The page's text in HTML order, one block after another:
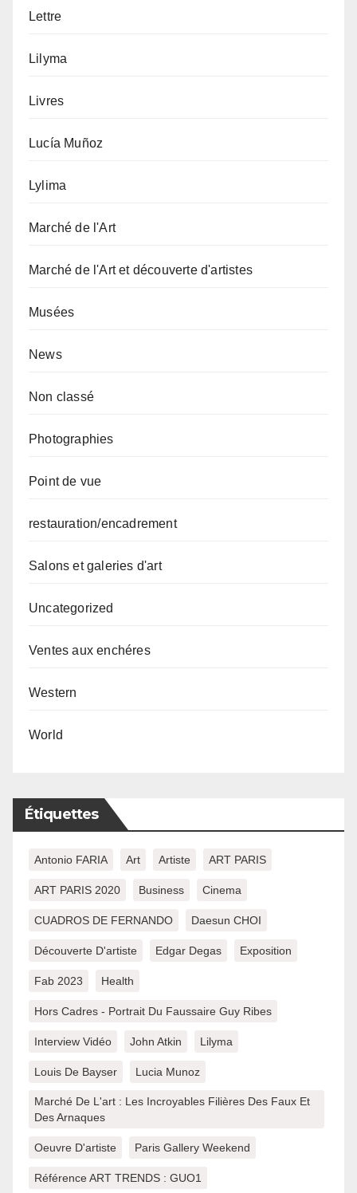
Lettre
Lilyma
Livres
Lucía Muñoz
Lylima
Marché de l'Art
Marché de l'Art et découverte d'artistes
Musées
News
Non classé
Photographies
Point de vue
restauration/encadrement
Salons et galeries d'art
Uncategorized
Ventes aux enchéres
Western
World
Étiquettes
Antonio FARIA Art Artiste ART PARIS
ART PARIS 2020 Business Cinema
CUADROS DE FERNANDO Daesun CHOI
Découverte D'artiste Edgar Degas Exposition
Fab 2023 Health
Hors Cadres - Portrait Du Faussaire Guy Ribes
Interview Vidéo John Atkin Lilyma
Louis De Bayser Lucia Munoz
Marché De L'art : Les Incroyables Filières Des Faux Et
Des Arnaques
Oeuvre D'artiste Paris Gallery Weekend
Référence ART TRENDS : GUO1